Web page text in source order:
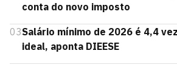
conta do novo imposto
03Salário mínimo de 2026 é 4,4
ideal, aponta DIEESE